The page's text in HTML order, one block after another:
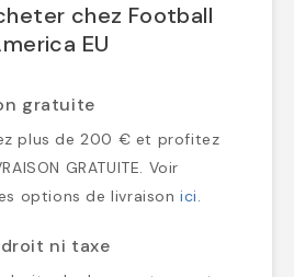
chez Football
EU
gratuite
plus de 200 € et profitez
GRATUITE. Voir
options de livraisonici.
ni taxe